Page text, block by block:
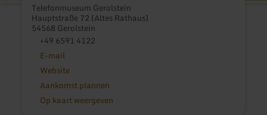
Telefonmuseum Gerolstein
Hauptstraße 72 (Altes Rathaus)
54568 Gerolstein
+49 6591 4122
E-mail
Website
Aankomst plannen
Op kaart weergeven